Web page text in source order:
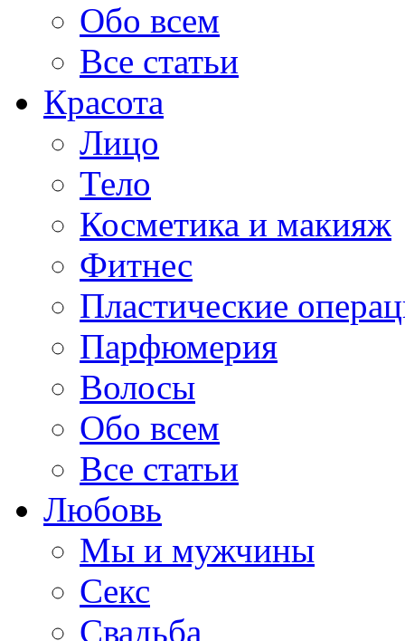
Обо всем
Все статьи
Красота
Лицо
Тело
Косметика и макияж
Фитнес
Пластические
Парфюмерия
Волосы
Обо всем
Все статьи
Любовь
Мы и мужчины
Секс
Свадьба